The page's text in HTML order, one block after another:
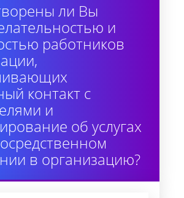
ли Вы
и
работников
контакт с
и
об услугах
в организацию?